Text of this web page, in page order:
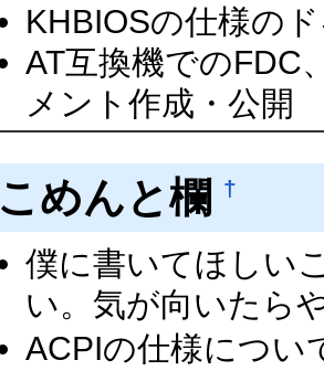
KHBIOSの仕様の
AT互換機でのFDC
メント作成・公開
こめんと欄 †
僕に書いてほしい
い。気が向いたら
ACPIの仕様につ